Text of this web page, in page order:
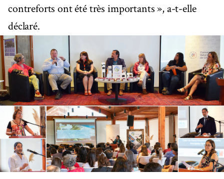
contreforts ont été très importants », a-t-elle
déclaré.